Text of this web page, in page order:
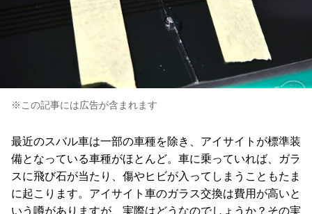
※この記事には広告が含まれます
最近のスバル車は一部の車種を除き、アイサイトが標準装
備となっている車種がほとんど。車に乗っていれば、ガラ
スに飛び石が当たり、傷やヒビが入ってしまうこともたま
に起こります。アイサイト車のガラス交換は費用が高いと
いう噂がありますが、実際はどうなのでしょうか？その実